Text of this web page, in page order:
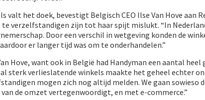
valt het doek, bevestigt Belgisch CEO Ilse Van Hove aan
verzelfstandigen zijn tot haar spijt mislukt. “In
Door een verschil in wetgeving konden de
er langer tijd was om te onderhandelen.”
Hove, want ook in België had Handyman een aantal heel
sterk verlieslatende winkels maakte het geheel echter
mogen zich nog altijd melden. We gaan sowieso
de omzet vertegenwoordigt, en met e-commerce.”